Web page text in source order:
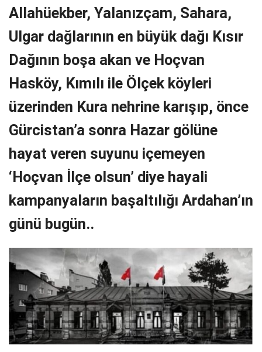
Allahüekber, Yalanızçam, Sahara,
Ulgar dağlarının en büyük dağı Kısır
Dağının boşa akan ve Hoçvan
Hasköy, Kımılı ile Ölçek köyleri
üzerinden Kura nehrine karışıp, önce
Gürcistan’a sonra Hazar gölüne
hayat veren suyunu içemeyen
‘Hoçvan İlçe olsun’ diye hayali
kampanyaların başaltılığı Ardahan’ın
günü bugün..